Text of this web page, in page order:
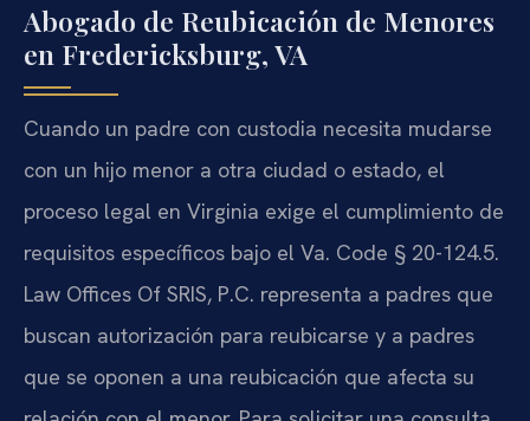
Abogado de Reubicación de Menores
en Fredericksburg, VA
Cuando un padre con custodia necesita mudarse
con un hijo menor a otra ciudad o estado, el
proceso legal en Virginia exige el cumplimiento de
requisitos específicos bajo el Va. Code § 20-124.5.
Law Offices Of SRIS, P.C. representa a padres que
buscan autorización para reubicarse y a padres
que se oponen a una reubicación que afecta su